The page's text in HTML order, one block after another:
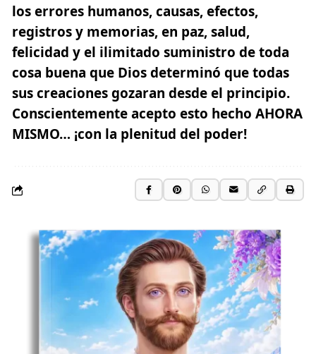
los errores humanos, causas, efectos,
registros y memorias, en paz, salud,
felicidad y el ilimitado suministro de toda
cosa buena que Dios determinó que todas
sus creaciones gozaran desde el principio.
Conscientemente acepto esto hecho AHORA
MISMO… ¡con la plenitud del poder!